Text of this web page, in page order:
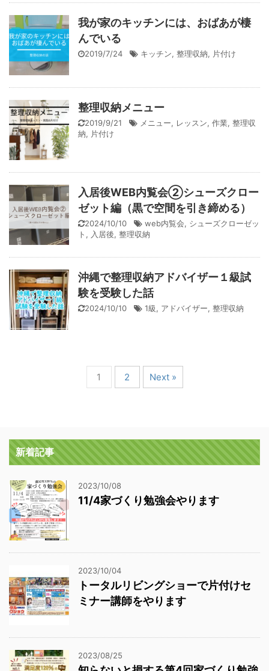
我が家のキッチンには、おばあが棲
んでいる
2019/7/24 キッチン, 整理収納, 片付け
整理収納メニュー
2019/9/21 メニュー, レッスン, 作業, 整理収
納, 片付け
入居後WEB内覧会②シューズクロー
ゼット編（黒で空間を引き締める）
2024/10/10 web内覧会, シューズクローゼッ
ト , 入居後, 整理収納
沖縄で整理収納アドバイザー１級試
験を受験した話
2024/10/10 1級, アドバイザー, 整理収納
1 2 Next »
新着記事
2023/10/08
11/4家づくり勉強会やります
2023/10/04
トータルリビングショーで片付けセ
ミナー講師をやります
2023/08/25